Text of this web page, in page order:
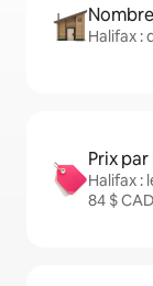
Halifax :
Prix
Halifax :
84 $